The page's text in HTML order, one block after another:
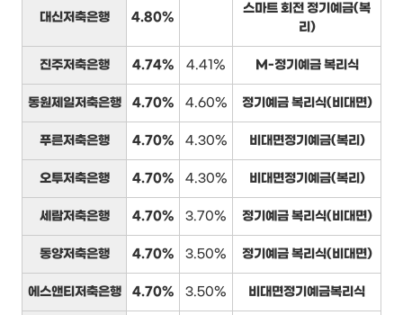
대신저축은행 4.80%
스마트 회전 정기예금(복
리)
진주저축은행 4.74% 4.41% M-정기예금 복리식
동원제일저축은행 4.70% 4.60% 정기예금 복리식(비대면)
푸른저축은행 4.70% 4.30% 비대면정기예금(복리)
오투저축은행 4.70% 4.30% 비대면정기예금(복리)
세람저축은행 4.70% 3.70% 정기예금 복리식(비대면)
동양저축은행 4.70% 3.50% 정기예금 복리식(비대면)
에스앤티저축은행 4.70% 3.50% 비대면정기예금복리식